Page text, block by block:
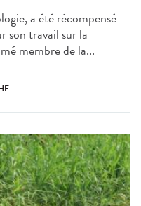
a été récompensé
son travail sur la
membre de la...